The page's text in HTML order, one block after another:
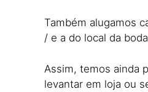
Também alugamos
/ e a do local da
Assim, temos ainda
levantar em loja ou